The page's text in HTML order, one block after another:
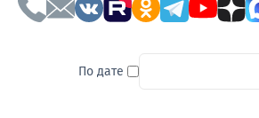
По дате To search this